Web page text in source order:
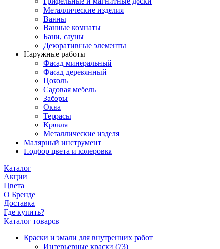
Металлические изделия
Ванны
Ванные комнаты
Бани, сауны
Декоративные элементы
Наружные работы
Фасад минеральный
Фасад деревянный
Цоколь
Садовая мебель
Заборы
Окна
Террасы
Кровля
Металлические изделя
Малярный инструмент
Подбор цвета и колеровка
Каталог
Акции
Цвета
О Бренде
Доставка
Где купить?
Каталог товаров
Краски и эмали для внутренних работ
Интерьерные краски (73)